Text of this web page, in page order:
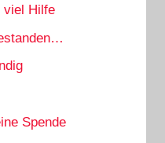
viel Hilfe
Spende